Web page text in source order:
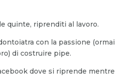
quinte, riprenditi al lavoro.
con la passione (ormai
di costruire pipe.
dove si riprende mentre